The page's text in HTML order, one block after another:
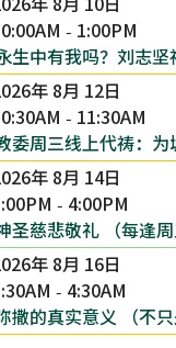
- 1:00PM
生中有我吗？刘志坚
年 8月 12日
- 11:30AM
委周三线上代祷：
年 8月 14日
- 4:00PM
圣慈悲敬礼 （每逢
年 8月 16日
- 4:30AM
撒的真实意义 （不只